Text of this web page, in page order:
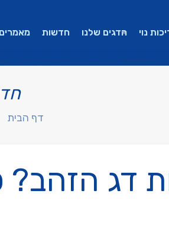
נוי הדגים שלנו חדשות מאמרים
דף הבית
דג הזהב?